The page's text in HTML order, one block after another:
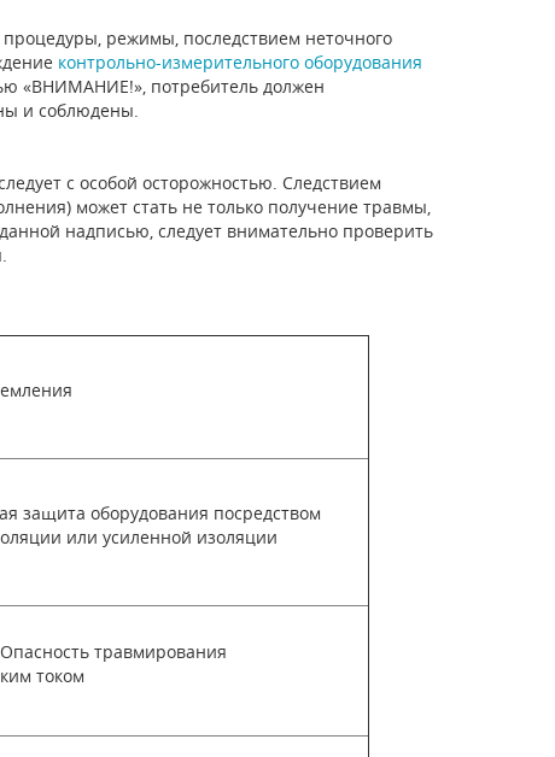
режимы, последствием неточного
контрольно-измерительного оборудования
«ВНИМАНИЕ!», потребитель должен
и соблюдены.
с особой осторожностью. Следствием
может стать не только получение травмы,
надписью, следует внимательно проверить
защита оборудования посредством
или усиленной изоляции
травмирования
током